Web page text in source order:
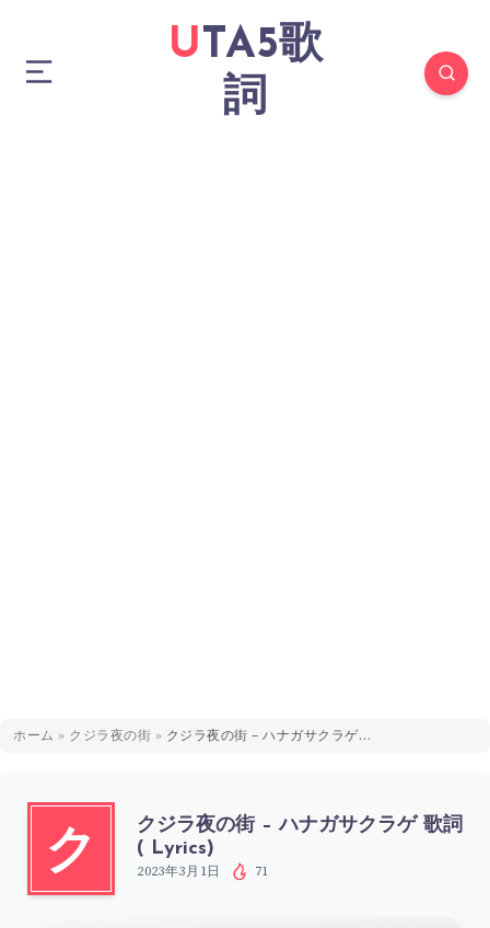
UTA5歌
詞
ホーム » クジラ夜の街 » クジラ夜の街 – ハナガサクラゲ 歌詞 ( Lyrics)
ク
クジラ夜の街 – ハナガサクラゲ 歌詞
( Lyrics)
2023年3月1日 71